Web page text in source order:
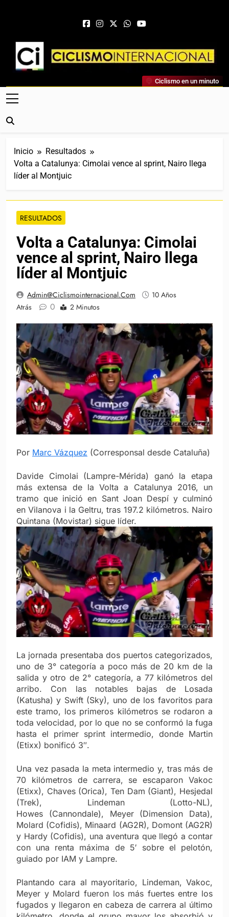
Ciclismo Internacional
Web Dedicada Al Ciclismo Mundial. Entrevistas, Análisis,
Crónicas, Previas Y Más. La Web Ciclista De Referencia.
Ciclismo en un minuto
Inicio
Resultados
Volta a Catalunya: Cimolai vence al sprint, Nairo llega
líder al Montjuic
RESULTADOS
Volta a Catalunya: Cimolai
vence al sprint, Nairo llega
líder al Montjuic
Admin@ciclismointernacional.com
10 Años
Atrás
0 2 Minutos
Por Marc Vázquez (Corresponsal desde Cataluña)
Davide Cimolai (Lampre-Mérida) ganó la etapa
más extensa de la Volta a Catalunya 2016, un
tramo que inició en Sant Joan Despí y culminó
en Vilanova i la Geltru, tras 197.2 kilómetros. Nairo
Quintana (Movistar) sigue líder.
La jornada presentaba dos puertos categorizados,
uno de 3° categoría a poco más de 20 km de la
salida y otro de 2° categoría, a 77 kilómetros del
arribo. Con las notables bajas de Losada
(Katusha) y Swift (Sky), uno de los favoritos para
este tramo, los primeros kilómetros se rodaron a
toda velocidad, por lo que no se conformó la fuga
hasta el primer sprint intermedio, donde Martin
(Etixx) bonificó 3″.
Una vez pasada la meta intermedio y, tras más de
70 kilómetros de carrera, se escaparon Vakoc
(Etixx), Chaves (Orica), Ten Dam (Giant), Hesjedal
(Trek), Lindeman (Lotto-NL),
Howes (Cannondale), Meyer (Dimension Data),
Molard (Cofidis), Minaard (AG2R), Domont (AG2R)
y Hardy (Cofidis), una aventura que llegó a contar
con una renta máxima de 5′ sobre el pelotón,
guiado por IAM y Lampre.
Plantando cara al mayoritario, Lindeman, Vakoc,
Meyer y Molard fueron los más fuertes entre los
fugados y llegaron en cabeza de carrera al último